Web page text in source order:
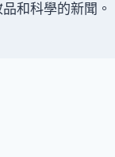
和科學的新聞。